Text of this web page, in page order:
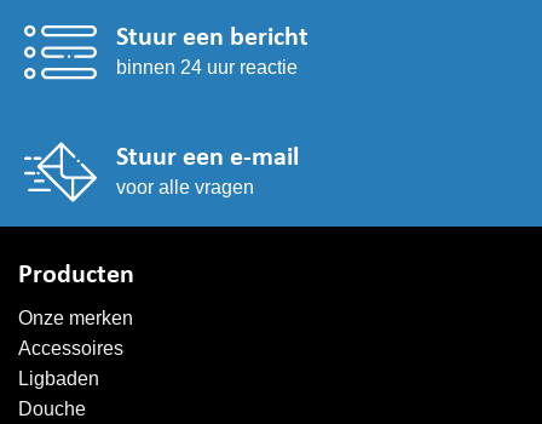
Stuur een bericht
binnen 24 uur reactie
Stuur een e-mail
voor alle vragen
Producten
Onze merken
Accessoires
Ligbaden
Douche